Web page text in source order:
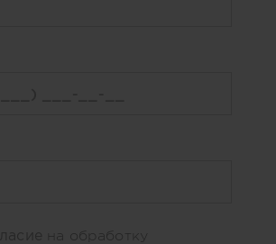
на обработку